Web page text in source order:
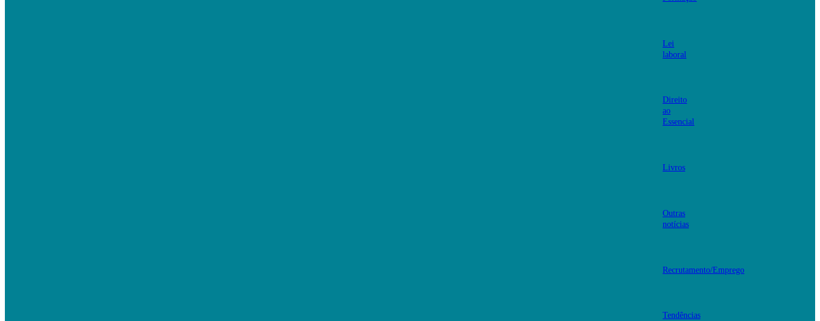
Lei
laboral
Direito
ao
Essencial
Livros
Outras
notícias
Recrutamento/Emprego
Tendências